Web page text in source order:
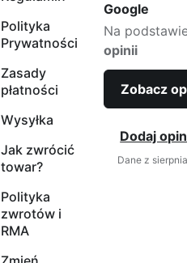
Polityka
Prywatności
Zasady
płatności
Wysyłka
Jak zwrócić
towar?
Polityka
zwrotów i
RMA
Google
Na
opinii
Zobacz
Dodaj
Dane z